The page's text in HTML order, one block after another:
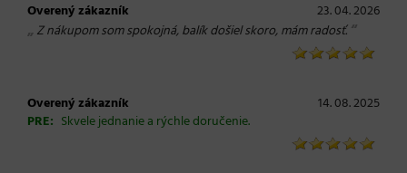
Overený zákazník 23. 04. 2026
„ Z nákupom som spokojná, balík došiel skoro, mám radosť.“
Overený zákazník
14. 08. 2025
PRE: Skvele jednanie a rýchle doručenie.